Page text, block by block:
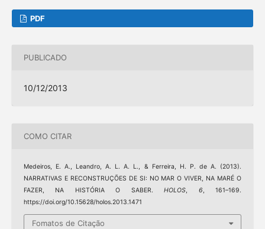
PDF
PUBLICADO
10/12/2013
COMO CITAR
Medeiros, E. A., Leandro, A. L. A. L., & Ferreira, H. P. de A. (2013).
NARRATIVAS E RECONSTRUÇÕES DE SI: NO MAR O VIVER, NA MARÉ O
FAZER, NA HISTÓRIA O SABER.HOLOS, 6, 161–169.
https://doi.org/10.15628/holos.2013.1471
Fomatos de Citação